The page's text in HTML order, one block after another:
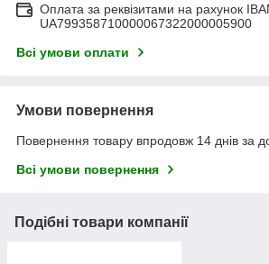
Оплата за реквізитами на рахунок
UA799358710000067322000005900
Всі умови оплати
Умови повернення
Повернення товару впродовж 14 днів за
Всі умови повернення
Подібні товари компанії